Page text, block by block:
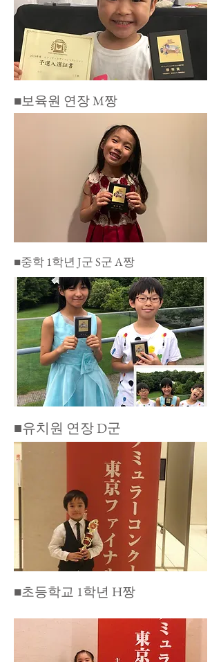
​■보육원 연장 M짱
​■중학 1학년 J군 S군 A짱
​■유치원 연장 D군
​■초등학교 1학년 H짱